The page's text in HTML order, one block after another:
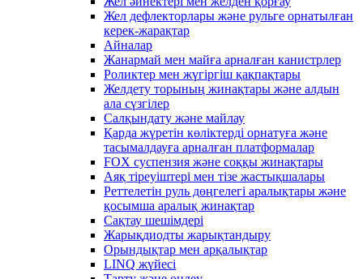
Жел дефлекторлары және рульге орнатылған
керек-жарақтар
Айналар
Жанармай мен майға арналған канистрлер
Роликтер мен жүгіргіш қақпақтары
Желдету торының жинақтары және алдын
ала сүзгілер
Салқындату және майлау
Қарда жүретін көліктерді орнатуға және
тасымалдауға арналған платформалар
FOX суспензия және соққы жинақтары
Аяқ тіреуіштері мен тізе жастықшалары
Реттелетін руль дөңгелегі аралықтары және
қосымша аралық жинақтар
Сақтау шешімдері
Жарықдиодты жарықтандыру
Орындықтар мен арқалықтар
LINQ жүйесі